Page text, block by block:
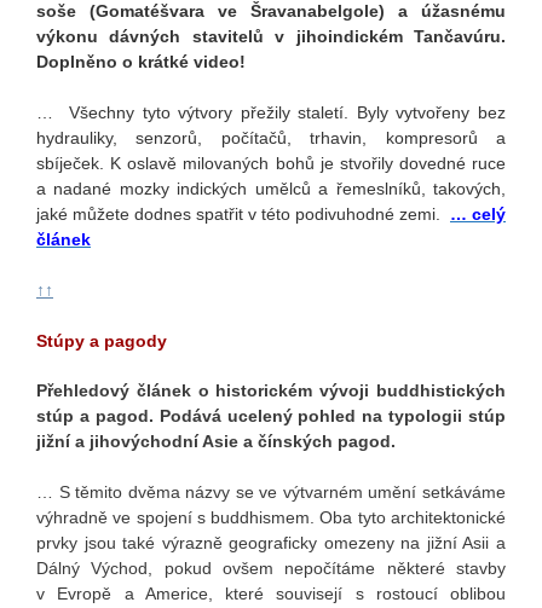
soše (Gomatéšvara ve Šravanabelgole) a úžasnému
výkonu dávných stavitelů v jihoindickém Tančavúru.
Doplněno o krátké video!
… Všechny tyto výtvory přežily staletí. Byly vytvořeny bez
hydrauliky, senzorů, počítačů, trhavin, kompresorů a
sbíječek. K oslavě milovaných bohů je stvořily dovedné ruce
a nadané mozky indických umělců a řemeslníků, takových,
jaké můžete dodnes spatřit v této podivuhodné zemi.
… celý
článek
↑↑
Stúpy a pagody
Přehledový článek o historickém vývoji buddhistických
stúp a pagod. Podává ucelený pohled na typologii stúp
jižní a jihovýchodní Asie a čínských pagod.
… S těmito dvěma názvy se ve výtvarném umění setkáváme
výhradně ve spojení s buddhismem. Oba tyto architektonické
prvky jsou také výrazně geograficky omezeny na jižní Asii a
Dálný Východ, pokud ovšem nepočítáme některé stavby
v Evropě a Americe, které souvisejí s rostoucí oblibou